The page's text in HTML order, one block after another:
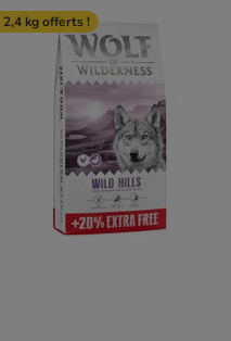
product items have been changed
2,4 kg offerts !